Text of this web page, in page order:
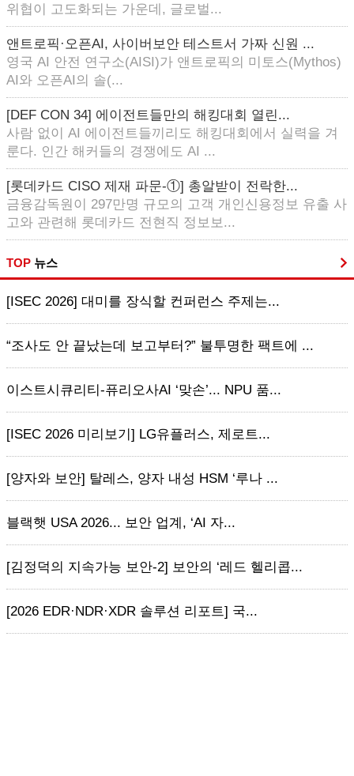
위협이 고도화되는 가운데, 글로벌...
앤트로픽·오픈AI, 사이버보안 테스트서 가짜 신원 ...
영국 AI 안전 연구소(AISI)가 앤트로픽의 미토스(Mythos)
AI와 오픈AI의 솔(...
[DEF CON 34] 에이전트들만의 해킹대회 열린...
사람 없이 AI 에이전트들끼리도 해킹대회에서 실력을 겨
룬다. 인간 해커들의 경쟁에도 AI ...
[롯데카드 CISO 제재 파문-①] 총알받이 전락한...
금융감독원이 297만명 규모의 고객 개인신용정보 유출 사
고와 관련해 롯데카드 전현직 정보보...
TOP 뉴스
[ISEC 2026] 대미를 장식할 컨퍼런스 주제는...
“조사도 안 끝났는데 보고부터?” 불투명한 팩트에 ...
이스트시큐리티-퓨리오사AI ‘맞손’... NPU 품...
[ISEC 2026 미리보기] LG유플러스, 제로트...
[양자와 보안] 탈레스, 양자 내성 HSM ‘루나 ...
블랙햇 USA 2026... 보안 업계, ‘AI 자...
[김정덕의 지속가능 보안-2] 보안의 ‘레드 헬리콥...
[2026 EDR·NDR·XDR 솔루션 리포트] 국...